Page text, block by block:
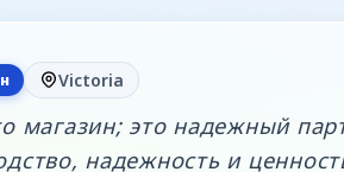
Victoria
магазин; это надежный
надежность и